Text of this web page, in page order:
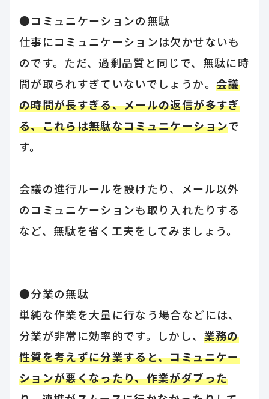
●コミュニケーションの無駄
仕事にコミュニケーションは欠かせないも
のです。ただ、過剰品質と同じで、無駄に時
間が取られすぎていないでしょうか。 会議
の時間が長すぎる、メールの返信が多すぎ
る、これらは無駄なコミュニケーションで
す。
会議の進行ルールを設けたり、メール以外
のコミュニケーションも取り入れたりする
など、無駄を省く工夫をしてみましょう。
●分業の無駄
単純な作業を大量に行なう場合などには、
分業が非常に効率的です。しかし、 業務の
性質を考えずに分業すると、コミュニケー
ションが悪くなったり、作業がダブった